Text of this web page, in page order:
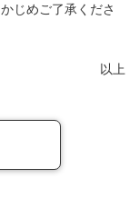
じめご了承くださ
以上